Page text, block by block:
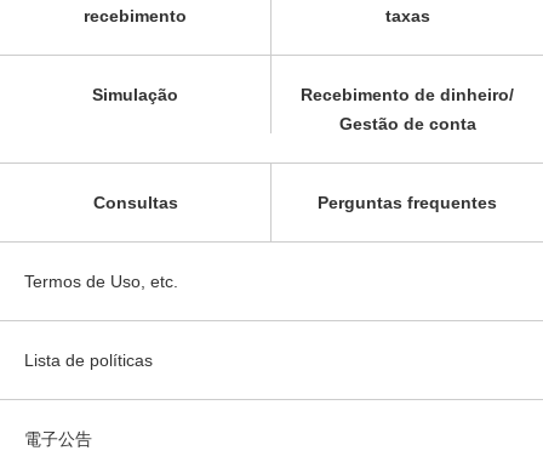
recebimento
taxas
Simulação
Recebimento de dinheiro/
Gestão de conta
Consultas Perguntas frequentes
Termos de Uso, etc.
Lista de políticas
電子公告